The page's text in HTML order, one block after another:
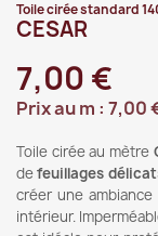
Toile cirée standard
CESAR
7,00 €
Prix au m : 7,00
Toile cirée au mètre
defeuillages
créer une ambiance
intérieur.